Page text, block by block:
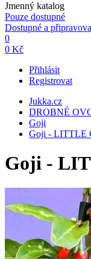
Jmenný katalog
Pouze dostupné
Dostupné a
0
0 Kč
Přihlásit
Registrovat
Jukka.cz
DROBNÉ
Goji
Goji - LITTLE
Goji -